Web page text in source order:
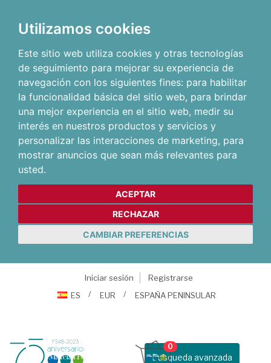
Utilizamos cookies
Este sitio web utiliza cookies y otras tecnologías
de seguimiento para mejorar su experiencia de
navegación con los siguientes fines: para habilitar
la funcionalidad básica del sitio web, para brindar
una mejor experiencia en el sitio web, medir su
interés en nuestros productos y servicios y
personalizar las interacciones de marketing, para
mostrar anuncios que sean más relevantes para
usted.
ACEPTAR
RECHAZAR
CAMBIAR PREFERENCIAS
Iniciar sesión
Registrarse
ES
EUR ESPAÑA PENINSULAR
Busqueda avanzada
0